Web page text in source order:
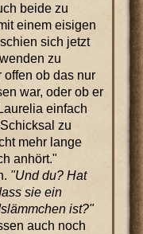
beide zu
einem eisigen
sich jetzt
zu
ob das nur
war, oder ob er
einfach
zu
mehr lange
anhört."
"Und du? Hat
sie ein
ist?"
auch noch